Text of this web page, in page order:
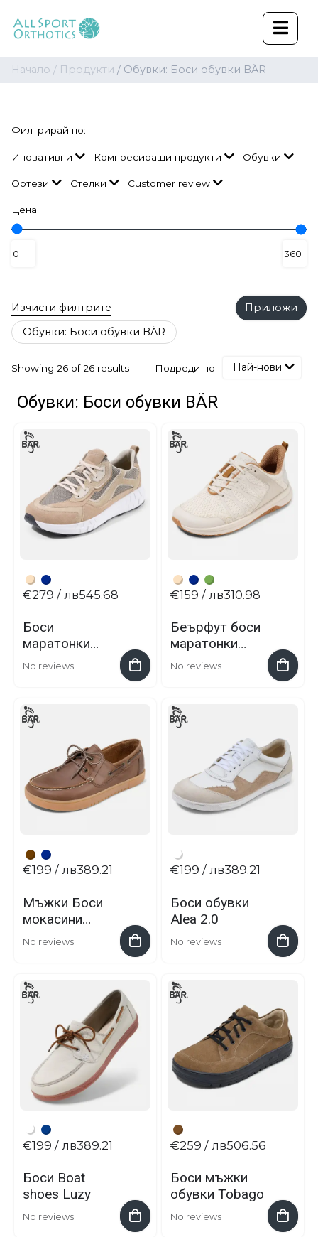
Начало / Продукти / Обувки: Боси обувки BÄR
Филтрирай по:
Иновативни Компресиращи продукти Обувки
Ортези Стелки Customer review
Цена
Изчисти филтрите
Приложи
Обувки: Боси обувки BÄR
Showing 26 of 26 results Подреди по: Най-нови
Обувки: Боси обувки BÄR
Боси
маратонки
Metro Flow от
No reviews
€279 / лв545.68
Беърфут боси
маратонки
Urban Move от
No reviews
€159 / лв310.98
Мъжки Боси
мокасини
Emiliano
No reviews
€199 / лв389.21
Боси обувки
Alea 2.0
No reviews
€199 / лв389.21
Боси Boat
shoes Luzy
No reviews
€199 / лв389.21
Боси мъжки
обувки Tobago
No reviews
€259 / лв506.56